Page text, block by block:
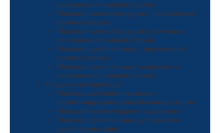
прослоечной резиной (термо)
Пластыри металлокордные с прослоечной
резиной (термо)
Пластыри металлокордные усиленные с
прослоечной резиной (термо)
Пластыри диагональные с прослоечной
резиной (термо)
Пластыри диагональные усиленные с
прослоечной резиной (термо)
Холодная вулканизация
Пластырь для ремонта камер и
герметизирующего слоя бескамерных шин
Пластыри резинокордные радиальные
Пластыри диагональные для ремонта
диагональных шин